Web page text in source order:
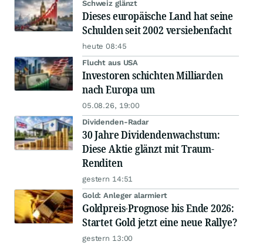
Schweiz glänzt
Dieses europäische Land hat seine
Schulden seit 2002 versiebenfacht
heute 08:45
Flucht aus USA
Investoren schichten Milliarden
nach Europa um
05.08.26, 19:00
Dividenden-Radar
30 Jahre Dividendenwachstum:
Diese Aktie glänzt mit Traum-
Renditen
gestern 14:51
Gold: Anleger alarmiert
Goldpreis-Prognose bis Ende 2026:
Startet Gold jetzt eine neue Rallye?
gestern 13:00